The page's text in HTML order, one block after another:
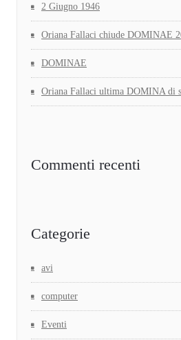
2 Giugno 1946
Oriana Fallaci chiude DOMINAE
DOMINAE
Oriana Fallaci ultima DOMINA di
Commenti recenti
Categorie
avi
computer
Eventi